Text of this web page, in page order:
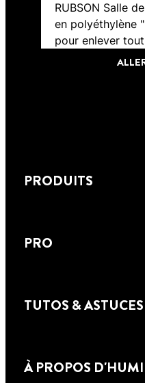
RUBSON Salle
en polyéthylène
pour enlever
RUBSON
JOINT DE
PRODUITS
PRO
TUTOS & ASTUCES
À PROPOS